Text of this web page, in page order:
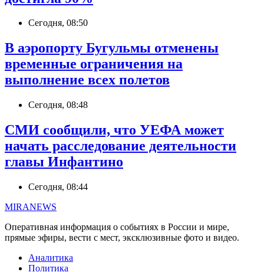
Сегодня, 08:50
В аэропорту Бугульмы отменены
временные ограничения на
выполнение всех полетов
Сегодня, 08:48
СМИ сообщили, что УЕФА может
начать расследование деятельности
главы Инфантино
Сегодня, 08:44
MIRANEWS
Оперативная информация о событиях в России и мире,
прямые эфиры, вести с мест, эксклюзивные фото и видео.
Аналитика
Политика